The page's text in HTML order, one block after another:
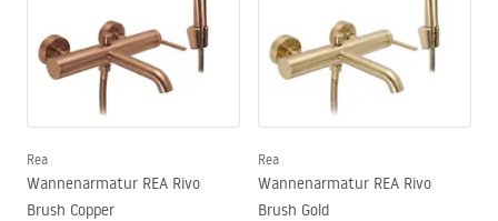
Rea
Wannenarmatur REA Rivo
Brush Copper
Rea
Wannenarmatur REA Rivo
Brush Gold